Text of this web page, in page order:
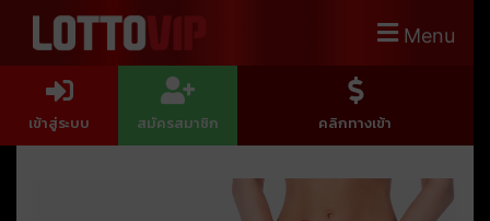
Menu
เข้าสู่ระบบ สมัครสมาชิก คลิกทางเข้า